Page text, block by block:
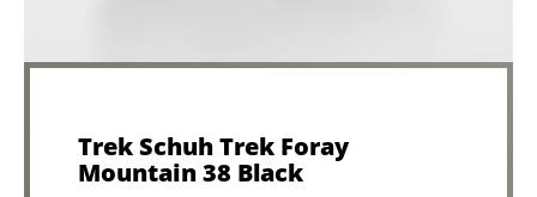
Trek Schuh Trek Foray
Mountain 38 Black